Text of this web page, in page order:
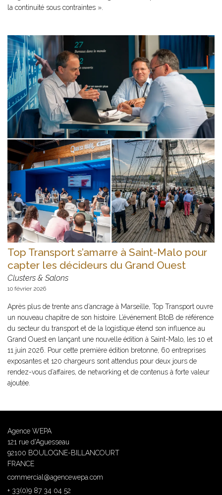
la continuité sous contraintes ».
Top Transport s’amarre à Saint-Malo pour
capter les décideurs du Grand Ouest
Clusters & Salons
10 février 2026
Après plus de trente ans d’ancrage à Marseille, Top Transport ouvre
un nouveau chapitre de son histoire. L’événement BtoB de référence
du secteur du transport et de la logistique étend son influence au
Grand Ouest en lançant une nouvelle édition à Saint-Malo, les 10 et
11 juin 2026. Pour cette première édition bretonne, 60 entreprises
exposantes et 120 chargeurs sont attendus pour deux jours de
rendez-vous d’affaires, de networking et de contenus à forte valeur
ajoutée.
Agence WEPA
121 rue d'Aguesseau
92100 BOULOGNE-BILLANCOURT
FRANCE
commercial@agencewepa.com
+ 33(0)9 87 34 04 52